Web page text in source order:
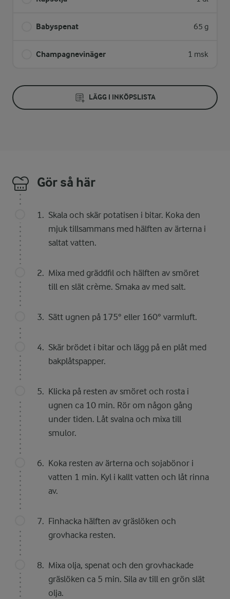
Babyspenat 65 g
Champagnevinäger 1 msk
LÄGG I INKÖPSLISTA
Gör så här
Skala och skär potatisen i bitar. Koka den
mjuk tillsammans med hälften av ärterna i
saltat vatten.
Mixa med gräddfil och hälften av smöret
till en slät crème. Smaka av med salt.
Sätt ugnen på 175° eller 160° varmluft.
Skär brödet i bitar och lägg på en plåt med
bakplåtspapper.
Klicka på resten av smöret och rosta i
ugnen ca 10 min. Rör om någon gång
under tiden. Låt svalna och mixa till
smulor.
Koka resten av ärterna och sojabönor i
vatten 1 min. Kyl i kallt vatten och låt rinna
av.
Finhacka hälften av gräslöken och
grovhacka resten.
Mixa olja, spenat och den grovhackade
gräslöken ca 5 min. Sila av till en grön slät
olja.